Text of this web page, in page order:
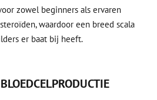
zowel beginners als ervaren
waardoor een breed scala
er baat bij heeft.